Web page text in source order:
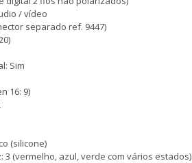
/ vídeo
separado ref. 9447)
Sim
16: 9)
(silicone)
3 (vermelho, azul, verde com vários estados)